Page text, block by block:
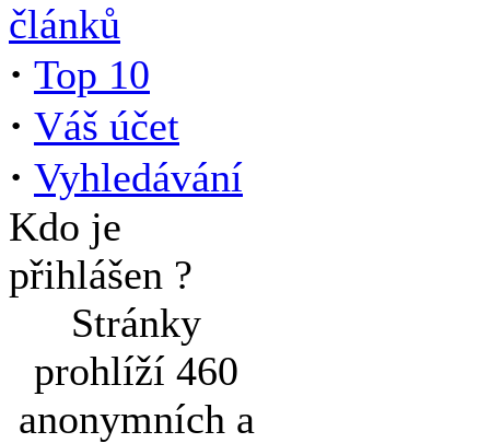
článků
· Top 10
· Váš účet
· Vyhledávání
Kdo je
přihlášen ?
Stránky
prohlíží 460
anonymních a